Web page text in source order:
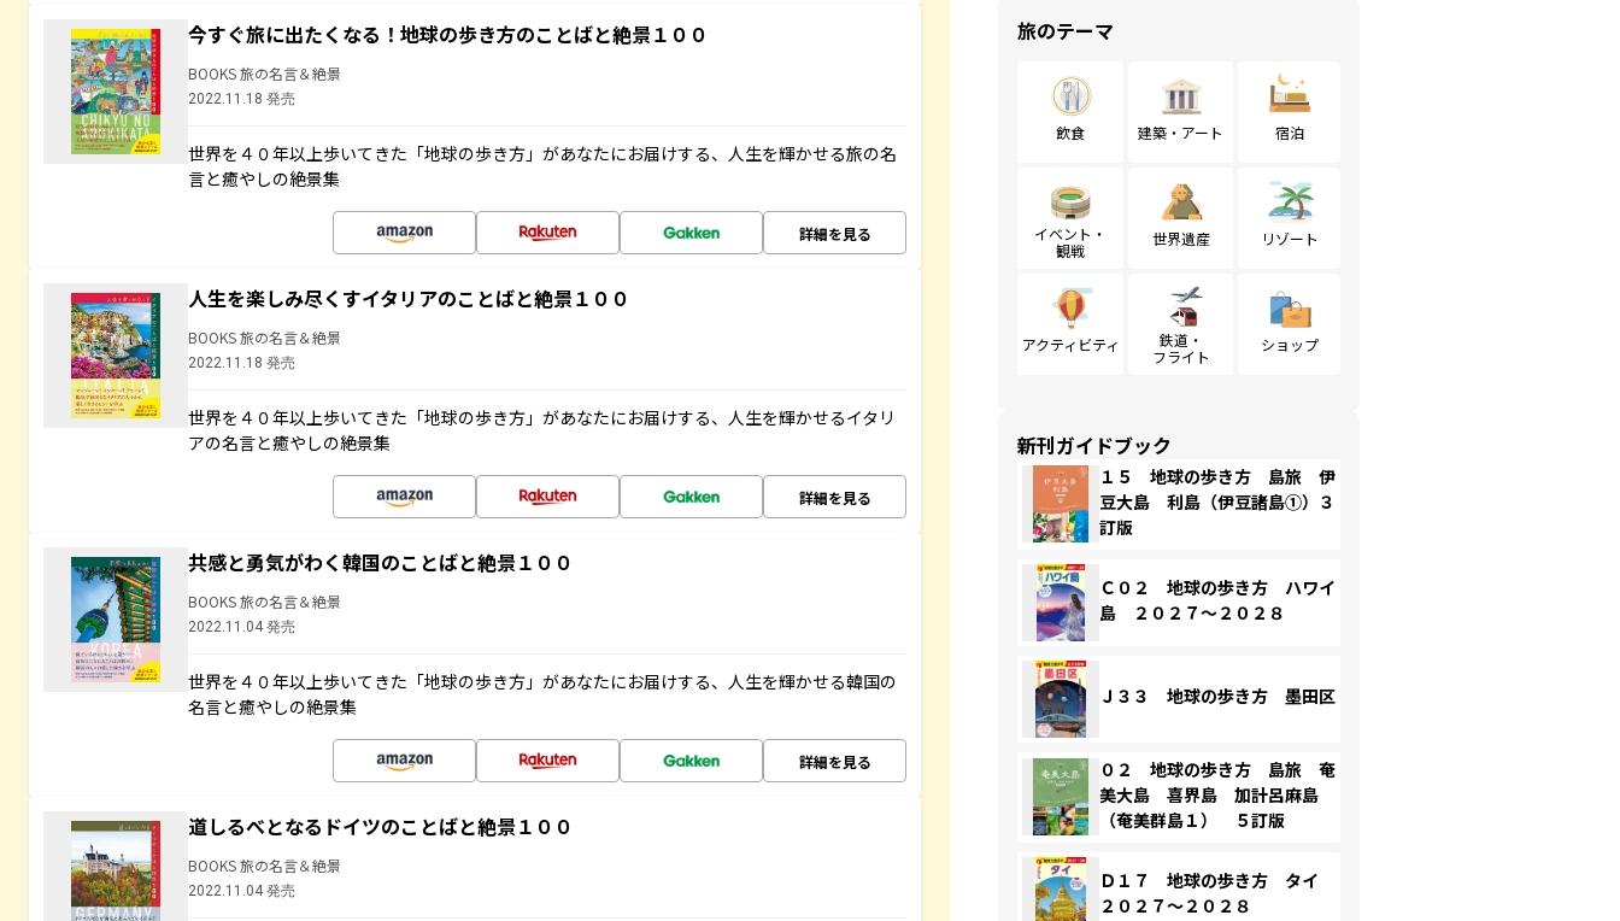
今すぐ旅に出たくなる！地球の歩き方のことばと絶景１００
BOOKS 旅の名言＆絶景
2022.11.18 発売
世界を４０年以上歩いてきた「地球の歩き方」があなたにお届けする、人生を輝かせる旅の名
言と癒やしの絶景集
詳細を見る
人生を楽しみ尽くすイタリアのことばと絶景１００
BOOKS 旅の名言＆絶景
2022.11.18 発売
世界を４０年以上歩いてきた「地球の歩き方」があなたにお届けする、人生を輝かせるイタリ
アの名言と癒やしの絶景集
詳細を見る
共感と勇気がわく韓国のことばと絶景１００
BOOKS 旅の名言＆絶景
2022.11.04 発売
世界を４０年以上歩いてきた「地球の歩き方」があなたにお届けする、人生を輝かせる韓国の
名言と癒やしの絶景集
詳細を見る
道しるべとなるドイツのことばと絶景１００
BOOKS 旅の名言＆絶景
2022.11.04 発売
旅のテーマ
飲食 建築・アート 宿泊
イベント・
観戦
世界遺産 リゾート
アクティビティ
鉄道・
フライト
ショップ
新刊ガイドブック
１５ 地球の歩き方 島旅 伊
豆大島 利島（伊豆諸島①）３
訂版
Ｃ０２ 地球の歩き方 ハワイ
島 ２０２７～２０２８
Ｊ３３ 地球の歩き方 墨田区
０２ 地球の歩き方 島旅 奄
美大島 喜界島 加計呂麻島
（奄美群島１） ５訂版
Ｄ１７ 地球の歩き方 タイ
２０２７～２０２８